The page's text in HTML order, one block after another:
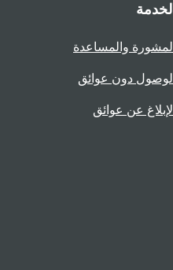
الخدمة
المشورة والمساعدة
الوصول دون عوائق
الإبلاغ عن عوائق